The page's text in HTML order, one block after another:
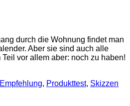
durch die Wohnung findet man
Aber sie sind auch alle
vor allem aber: noch zu haben!
Empfehlung, Produkttest, Skizzen